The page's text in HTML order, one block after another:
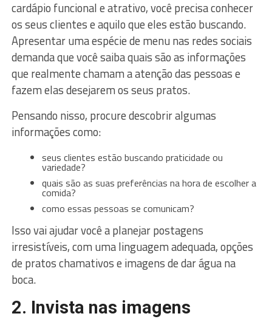
cardápio funcional e atrativo, você precisa conhecer
os seus clientes e aquilo que eles estão buscando.
Apresentar uma espécie de menu nas redes sociais
demanda que você saiba quais são as informações
que realmente chamam a atenção das pessoas e
fazem elas desejarem os seus pratos.
Pensando nisso, procure descobrir algumas
informações como:
seus clientes estão buscando praticidade ou
variedade?
quais são as suas preferências na hora de escolher a
comida?
como essas pessoas se comunicam?
Isso vai ajudar você a planejar postagens
irresistíveis, com uma linguagem adequada, opções
de pratos chamativos e imagens de dar água na
boca.
2. Invista nas imagens